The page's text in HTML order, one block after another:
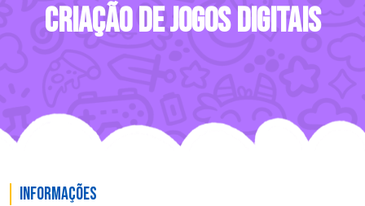
Criação de Jogos Digitais
Informações